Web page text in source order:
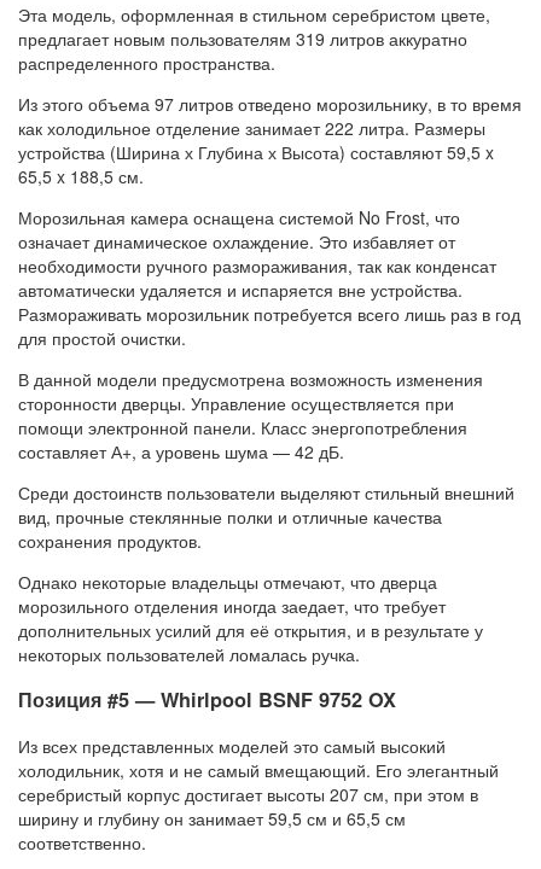
Эта модель, оформленная в стильном серебристом цвете,
предлагает новым пользователям 319 литров аккуратно
распределенного пространства.
Из этого объема 97 литров отведено морозильнику, в то время
как холодильное отделение занимает 222 литра. Размеры
устройства (Ширина х Глубина х Высота) составляют 59,5 x
65,5 x 188,5 см.
Морозильная камера оснащена системой No Frost, что
означает динамическое охлаждение. Это избавляет от
необходимости ручного размораживания, так как конденсат
автоматически удаляется и испаряется вне устройства.
Размораживать морозильник потребуется всего лишь раз в год
для простой очистки.
В данной модели предусмотрена возможность изменения
сторонности дверцы. Управление осуществляется при
помощи электронной панели. Класс энергопотребления
составляет А+, а уровень шума — 42 дБ.
Среди достоинств пользователи выделяют стильный внешний
вид, прочные стеклянные полки и отличные качества
сохранения продуктов.
Однако некоторые владельцы отмечают, что дверца
морозильного отделения иногда заедает, что требует
дополнительных усилий для её открытия, и в результате у
некоторых пользователей ломалась ручка.
Позиция #5 — Whirlpool BSNF 9752 OX
Из всех представленных моделей это самый высокий
холодильник, хотя и не самый вмещающий. Его элегантный
серебристый корпус достигает высоты 207 см, при этом в
ширину и глубину он занимает 59,5 см и 65,5 см
соответственно.